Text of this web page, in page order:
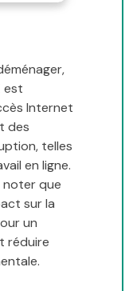
est
Internet
des
telles
en ligne.
noter que
sur la
un
réduire